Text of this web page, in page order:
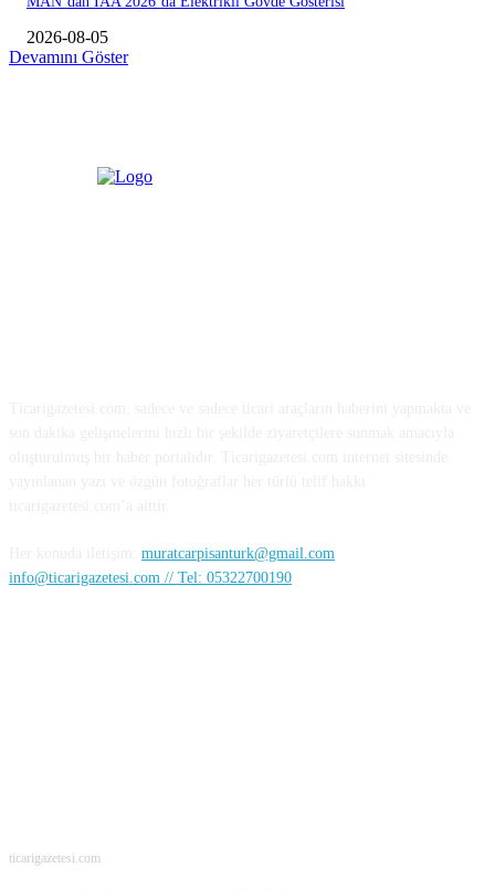
2026-08-05
Devamını Göster
muratcarpisanturk@gmail.com
info@ticarigazetesi.com // Tel: 05322700190
ticarigazetesi.com